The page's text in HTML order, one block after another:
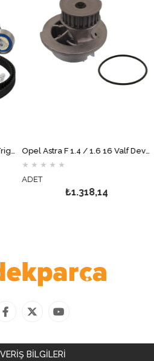
Opel Astra F 1.4 / 1.6 16 Valf Triger Seti GM
Opel Astra F 1.4 / 1.6 16 Valf Devirdaim AİRTEX
★ ★ ★ ★
ADET
₺1.318,14
BİLGİLERİ